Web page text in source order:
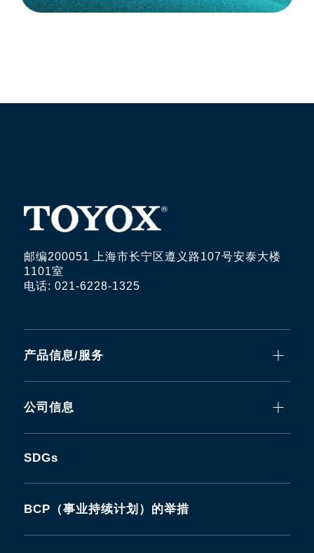
邮编200051 上海市长宁区遵义路107号安泰大楼
1101室
电话: 021-6228-1325
产品信息/服务
公司信息
SDGs
BCP（事业持续计划）的举措